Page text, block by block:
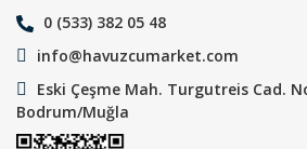
0 (533) 382 05 48
info@havuzcumarket.com
Eski Çeşme Mah. Turgutreis Cad.
Bodrum/Muğla